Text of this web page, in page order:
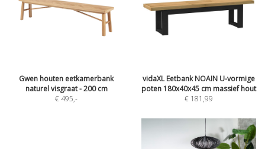
Gwen houten eetkamerbank
naturel visgraat - 200 cm
€ 495,-
vidaXL Eetbank NOAIN U-vormige
poten 180x40x45 cm massief hout
€ 181,99